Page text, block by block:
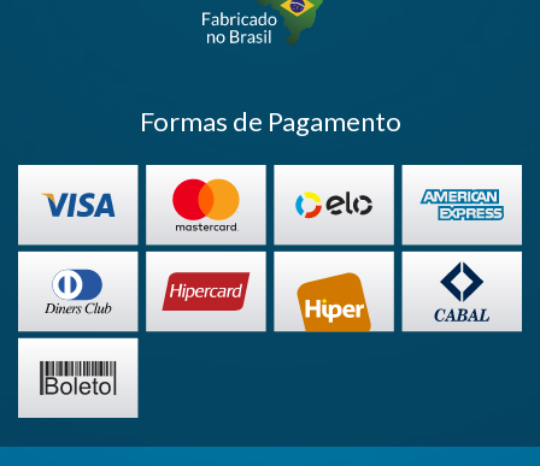
Formas de Pagamento